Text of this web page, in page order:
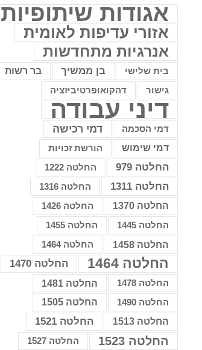
אגודות שיתופיות
אזורי עדיפות לאומית
אנרגיות מתחדשות
בית שלישי בן ממשיך
בר רשות
גישור
דהקואופרטיביזציה
דיני עבודה
דמי הסכמה דמי רכישה
דמי שימוש הורשת זכויות
החלטה 979 החלטה 1222
החלטה 1311
החלטה 1316
החלטה 1370
החלטה 1426
החלטה 1445
החלטה 1455
החלטה 1458 החלטה 1464
החלטה 1464 החלטה 1470
החלטה 1478 החלטה 1481
החלטה 1490
החלטה 1505
החלטה 1513
החלטה 1521
החלטה 1523 החלטה 1527